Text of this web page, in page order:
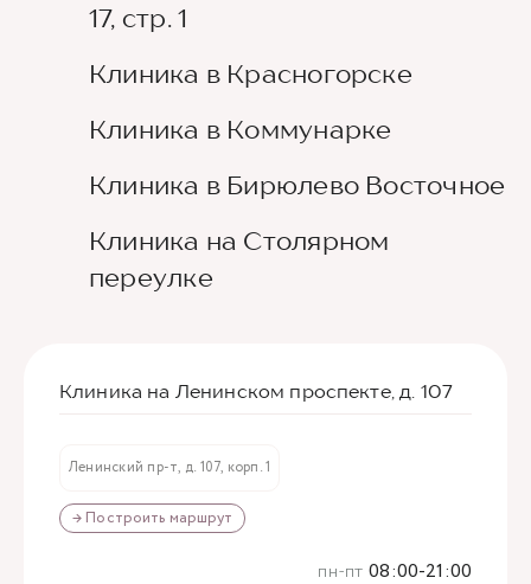
17, стр. 1
Клиника в Красногорске
Клиника в Коммунарке
Клиника в Бирюлево Восточное
Клиника на Столярном
переулке
Клиника на Ленинском проспекте, д. 107
Ленинский пр-т, д. 107, корп. 1
→ Построить маршрут
пн-пт 08:00-21:00